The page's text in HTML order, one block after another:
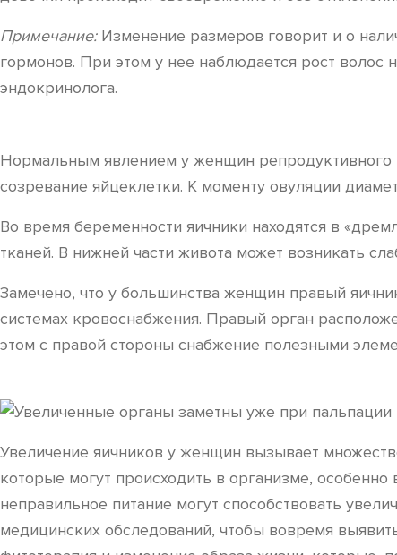
Примечание:Изменение размеров говорит и о
гормонов. При этом у нее наблюдается рост волос
эндокринолога.
Нормальным явлением у женщин репродуктивного
созревание яйцеклетки. К моменту овуляции
Во время беременности яичники находятся в
тканей. В нижней части живота может возникать
Замечено, что у большинства женщин правый
системах кровоснабжения. Правый орган
этом с правой стороны снабжение полезными
Увеличение яичников у женщин вызывает
которые могут происходить в организме,
неправильное питание могут способствовать
медицинских обследований, чтобы вовремя